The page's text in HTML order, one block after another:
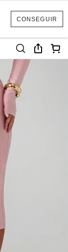
CONSEGUIR